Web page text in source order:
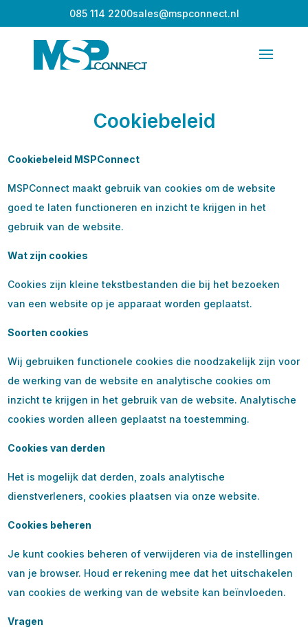
085 114 2200sales@mspconnect.nl
Cookiebeleid
Cookiebeleid MSPConnect
MSPConnect maakt gebruik van cookies om de website
goed te laten functioneren en inzicht te krijgen in het
gebruik van de website.
Wat zijn cookies
Cookies zijn kleine tekstbestanden die bij het bezoeken
van een website op je apparaat worden geplaatst.
Soorten cookies
Wij gebruiken functionele cookies die noodzakelijk zijn voor
de werking van de website en analytische cookies om
inzicht te krijgen in het gebruik van de website. Analytische
cookies worden alleen geplaatst na toestemming.
Cookies van derden
Het is mogelijk dat derden, zoals analytische
dienstverleners, cookies plaatsen via onze website.
Cookies beheren
Je kunt cookies beheren of verwijderen via de instellingen
van je browser. Houd er rekening mee dat het uitschakelen
van cookies de werking van de website kan beïnvloeden.
Vragen